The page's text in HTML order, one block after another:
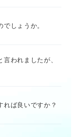
しょうか。
われましたが、
れば良いですか？